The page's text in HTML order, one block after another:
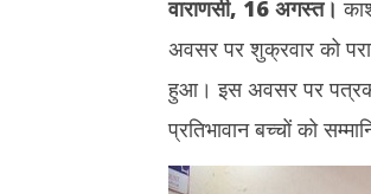
NOW
काशी पत्रकार संघ ने कई अमूल्य
जिन्होंने देश की आजादी में निभाई अहम
डॉ. दयाशंकर मिश्र
वाराणसी, 16 अगस्त।
अवसर पर शुक्रवार को
हुआ। इस अवसर पर
प्रतिभावान बच्चों को